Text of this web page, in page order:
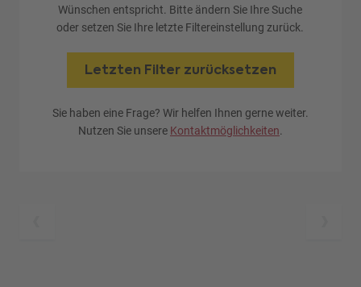
Wünschen entspricht. Bitte ändern Sie Ihre Suche
oder setzen Sie Ihre letzte Filtereinstellung zurück.
Letzten Filter zurücksetzen
Sie haben eine Frage? Wir helfen Ihnen gerne weiter.
Nutzen Sie unsere Kontaktmöglichkeiten.